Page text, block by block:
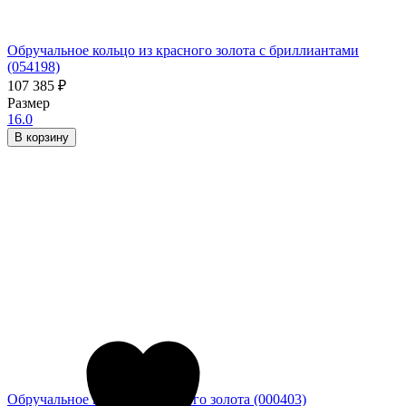
Обручальное кольцо из красного золота с бриллиантами
(054198)
107 385 ₽
Размер
16.0
В корзину
Обручальное кольцо из желтого золота (000403)